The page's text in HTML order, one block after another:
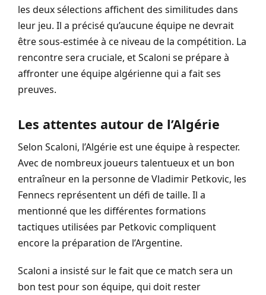
les deux sélections affichent des similitudes dans
leur jeu. Il a précisé qu’aucune équipe ne devrait
être sous-estimée à ce niveau de la compétition. La
rencontre sera cruciale, et Scaloni se prépare à
affronter une équipe algérienne qui a fait ses
preuves.
Les attentes autour de l’Algérie
Selon Scaloni, l’Algérie est une équipe à respecter.
Avec de nombreux joueurs talentueux et un bon
entraîneur en la personne de Vladimir Petkovic, les
Fennecs représentent un défi de taille. Il a
mentionné que les différentes formations
tactiques utilisées par Petkovic compliquent
encore la préparation de l’Argentine.
Scaloni a insisté sur le fait que ce match sera un
bon test pour son équipe, qui doit rester